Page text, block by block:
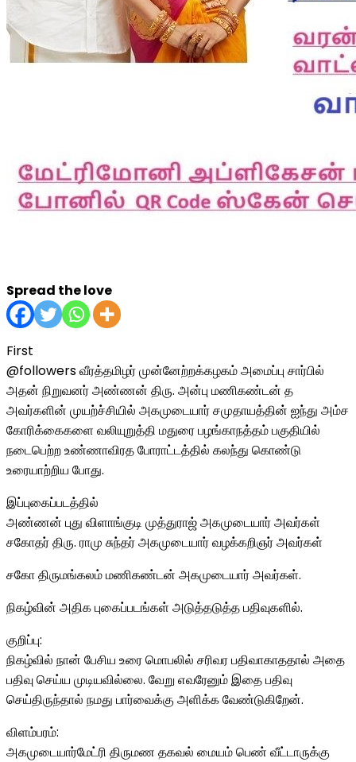
Spread the love
First
@followers வீரத்தமிழர் முன்னேற்றக்கழகம் அமைப்பு சார்பில்
அதன் நிறுவனர் அண்ணன் திரு. அன்பு மணிகண்டன் த
அவர்களின் முயற்ச்சியில் அகமுடையார் சமுதாயத்தின் ஐந்து அம்ச
கோரிக்கைகளை வலியுறுத்தி மதுரை பழங்காநத்தம் பகுதியில்
நடைபெற்ற உண்ணாவிரத போராட்டத்தில் கலந்து கொண்டு
உரையாற்றிய போது.
இப்புகைப்படத்தில்
அண்ணன் புது விளாங்குடி முத்துராஜ் அகமுடையார் அவர்கள்
சகோதர் திரு. ராமு சுந்தர் அகமுடையார் வழக்கறிஞர் அவர்கள்
சகோ திருமங்கலம் மணிகண்டன் அகமுடையார் அவர்கள்.
நிகழ்வின் அதிக புகைப்படங்கள் அடுத்தடுத்த பதிவுகளில்.
குறிப்பு:
நிகழ்வில் நான் பேசிய உரை மொபலில் சரிவர பதிவாகாததால் அதை
பதிவு செய்ய முடியவில்லை. வேறு எவரேனும் இதை பதிவு
செய்திருந்தால் நமது பார்வைக்கு அளிக்க வேண்டுகிறேன்.
விளம்பரம்:
அகமுடையார்மேட்ரி திருமண தகவல் மையம் பெண் வீட்டாருக்கு